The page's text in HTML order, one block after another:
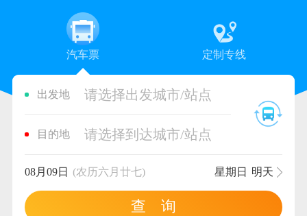
汽车票 定制专线
出发地 请选择出发城市/站点
目的地 请选择到达城市/站点
08月09日 (农历六月廿七) 星期日 明天
查 询